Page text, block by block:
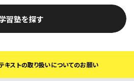
習塾を探す
キストの取り扱いについてのお願い